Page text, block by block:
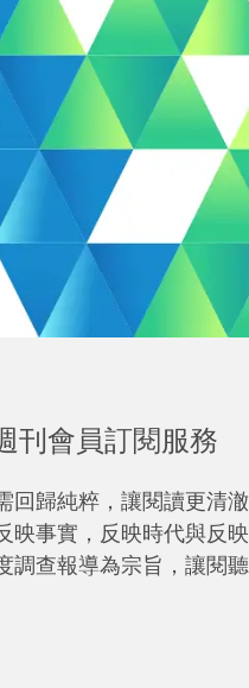
刊會員訂閱服務
回歸純粹，讓閱讀更清
映事實，反映時代與反
調查報導為宗旨，讓閱